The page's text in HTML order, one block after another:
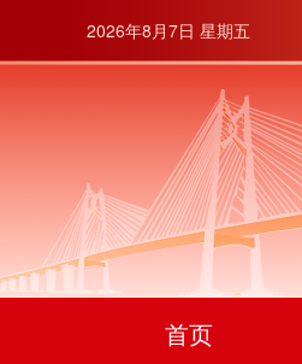
2026年8月7日 星期五
首页